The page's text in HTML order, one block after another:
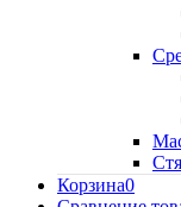
Корзина0